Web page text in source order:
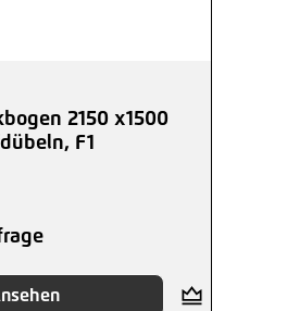
2150 x1500
F1